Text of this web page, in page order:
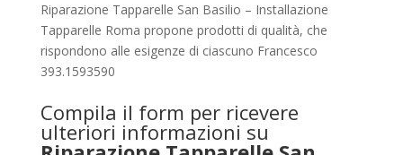
Riparazione Tapparelle San Basilio – Installazione
Tapparelle Roma propone prodotti di qualità, che
rispondono alle esigenze di ciascuno Francesco
393.1593590
Compila il form per ricevere
ulteriori informazioni su